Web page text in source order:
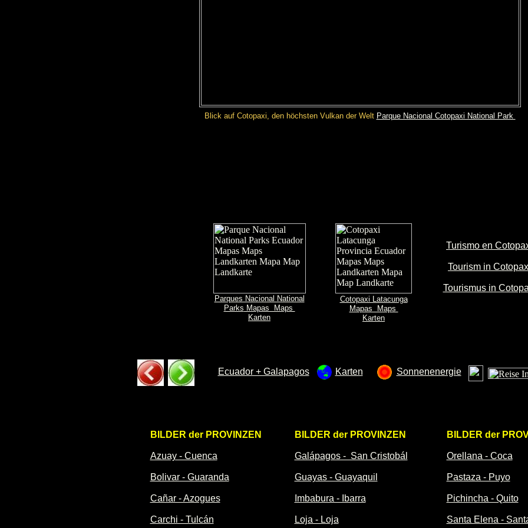
Karten
Ecuador + Galapagos Sonnenenergie
BILDER der PROVINZEN
Galápagos - San Cristobál
Guayas - Guayaquil
Imbabura - Ibarra
Loja - Loja
BILDER der
Orellana - Coca
Pastaza - Puyo
Pichincha - Quito
Santa Elena -
BILDER der PROVINZEN
Azuay - Cuenca
Bolivar - Guaranda
Cañar - Azogues
Carchi - Tulcán
Blick auf Cotopaxi, den höchsten Vulkan der Welt Parque Nacional Cotopaxi National Park
Cotopaxi Latacunga
Mapas Maps
Karten
Turismo en
Tourism in
Tourismus in
Parques Nacional National
Parks Mapas Maps
Karten